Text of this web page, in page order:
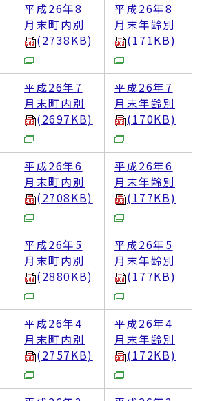
平成26年8
月末町内別
(2738KB)
平成26年8
月末年齢別
(171KB)
平成26年7
月末町内別
(2697KB)
平成26年7
月末年齢別
(170KB)
平成26年6
月末町内別
(2708KB)
平成26年6
月末年齢別
(177KB)
平成26年5
月末町内別
(2880KB)
平成26年5
月末年齢別
(177KB)
平成26年4
月末町内別
(2757KB)
平成26年4
月末年齢別
(172KB)